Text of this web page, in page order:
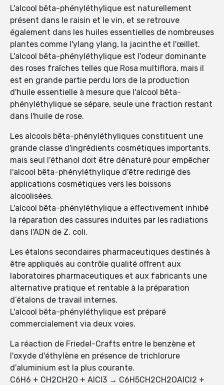
L'alcool bêta-phényléthylique est naturellement
présent dans le raisin et le vin, et se retrouve
également dans les huiles essentielles de nombreuses
plantes comme l'ylang ylang, la jacinthe et l'œillet.
L'alcool bêta-phényléthylique est l'odeur dominante
des roses fraîches telles que Rosa multiflora, mais il
est en grande partie perdu lors de la production
d'huile essentielle à mesure que l'alcool bêta-
phényléthylique se sépare, seule une fraction restant
dans l'huile de rose.
Les alcools bêta-phényléthyliques constituent une
grande classe d'ingrédients cosmétiques importants,
mais seul l'éthanol doit être dénaturé pour empêcher
l'alcool bêta-phényléthylique d'être redirigé des
applications cosmétiques vers les boissons
alcoolisées.
L'alcool bêta-phényléthylique a effectivement inhibé
la réparation des cassures induites par les radiations
dans l'ADN de Z. coli.
Les étalons secondaires pharmaceutiques destinés à
être appliqués au contrôle qualité offrent aux
laboratoires pharmaceutiques et aux fabricants une
alternative pratique et rentable à la préparation
d’étalons de travail internes.
L'alcool bêta-phényléthylique est préparé
commercialement via deux voies.
La réaction de Friedel-Crafts entre le benzène et
l'oxyde d'éthylène en présence de trichlorure
d'aluminium est la plus courante.
C6H6 + CH2CH2O + AlCl3 → C6H5CH2CH2OAlCl2 +